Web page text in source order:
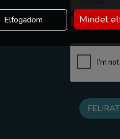
Elfogadom Mindet